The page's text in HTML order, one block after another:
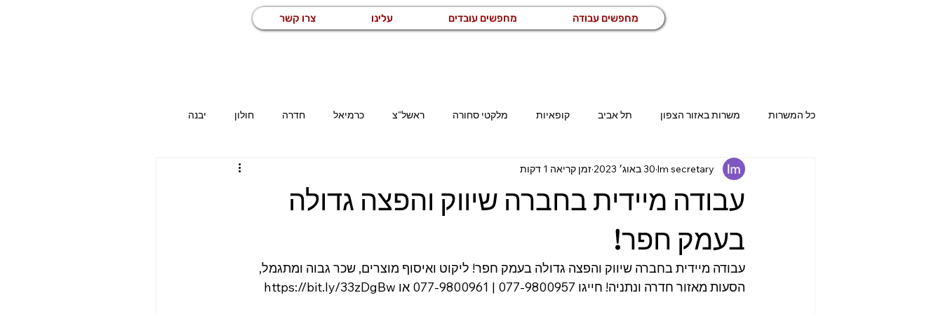
מחפשים עבודה מחפשים עובדים עלינו צרו קשר
כל המשרות משרות באזור הצפון תל אביב קופאיות מלקטי סחורה ראשל"צ כרמיאל חדרה חולון יבנה
אשדוד אשקלון קריית גת רמלה משרות באזור הדרום
שירות לקוחות
הנהלת חשבונות עבודות זמניות רמת גן מנהל/ת
עבודה מיידית בחברה שיווק והפצה גדולה
בעמק חפר!
lm secretary 30 באוג׳ 2023 זמן קריאה 1 דקות
עבודה מיידית בחברה שיווק והפצה גדולה בעמק חפר! ליקוט ואיסוף מוצרים, שכר גבוה ומתגמל,
הסעות מאזור חדרה ונתניה! חייגו 077-9800957 | 077-9800961 או https://bit.ly/33zDgBw